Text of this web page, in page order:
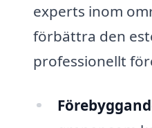
experts inom
förbättra den
professionellt